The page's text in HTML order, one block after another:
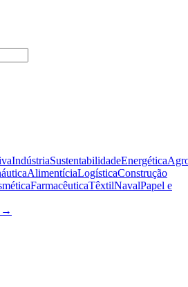
IndústriaSustentabilidadeEnergética
AlimentíciaLogísticaConstrução
FarmacêuticaTêxtilNavalPapel e
→